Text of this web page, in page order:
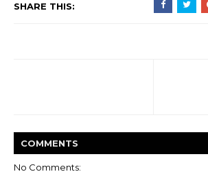
SHARE THIS:
COMMENTS
No Comments: